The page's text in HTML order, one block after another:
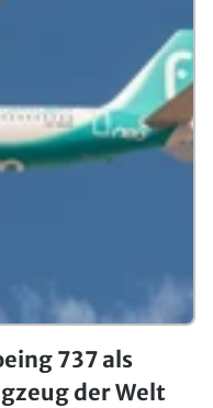
737 als
der Welt